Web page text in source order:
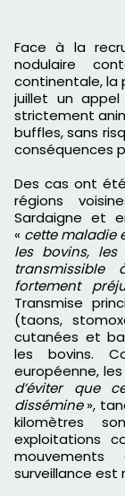
Face à la recrudescence de foyers de dermatose
nodulaire
continentale, la
juillet un
strictement
buffles, sans
conséquences
Des cas ont
régions
Sardaigne et
« cette maladie
les bovins,
transmissible
fortement
Transmise
(taons,
cutanées et
les bovins.
européenne,
d’éviter que
dissémine»,
kilomètres
exploitations
surveillance est